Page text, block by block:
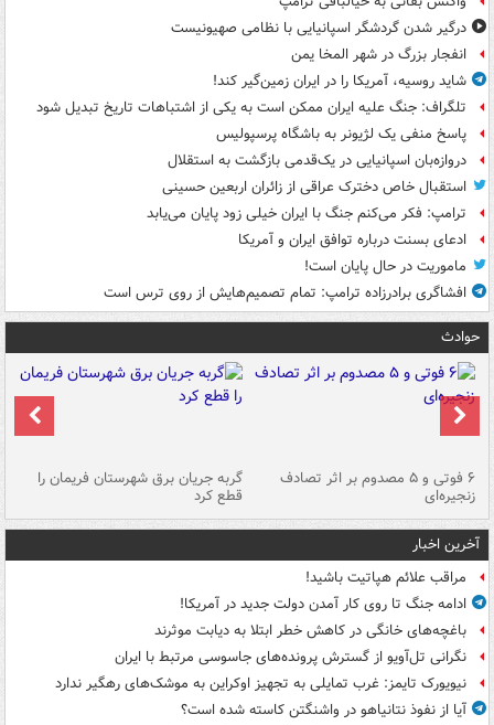
درگیر شدن گردشگر اسپانیایی با نظامی صهیونیست
انفجار بزرگ در شهر المخا یمن
شاید روسیه، آمریکا را در ایران زمین‌گیر کند!
تلگراف: جنگ علیه ایران ممکن است به یکی از اشتباهات تاریخ تبدیل شود
پاسخ منفی یک لژیونر به باشگاه پرسپولیس
دروازه‌بان اسپانیایی در یک‌قدمی بازگشت به استقلال
استقبال خاص دخترک عراقی از زائران اربعین حسینی
ترامپ: فکر می‌کنم جنگ با ایران خیلی زود پایان می‌یابد
ادعای بسنت درباره توافق ایران و آمریکا
ماموریت در حال پایان است!
افشاگری برادرزاده ترامپ: تمام تصمیم‌هایش از روی ترس است
حوادث
۶ فوتی و ۵ مصدوم بر اثر تصادف
زنجیره‌ای
گربه جریان برق شهرستان فریمان را
قطع کرد
آخرین اخبار
مراقب علائم هپاتیت باشید!
ادامه جنگ تا روی کار آمدن دولت جدید در آمریکا!
باغچه‌های خانگی در کاهش خطر ابتلا به دیابت موثرند
نگرانی تل‌آویو از گسترش پرونده‌های جاسوسی مرتبط با ایران
نیویورک تایمز: غرب تمایلی به تجهیز اوکراین به موشک‌های رهگیر ندارد
آیا از نفوذ نتانیاهو در واشنگتن کاسته شده است؟